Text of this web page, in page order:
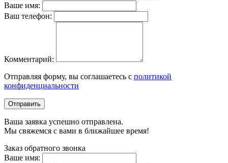
Ваше имя:
Ваш телефон:
Комментарий:
Отправляя форму, вы соглашаетесь с политикой
конфиденциальности
Отправить
Ваша заявка успешно отправлена.
Мы свяжемся с вами в ближайшее время!
Заказ обратного звонка
Ваше имя: